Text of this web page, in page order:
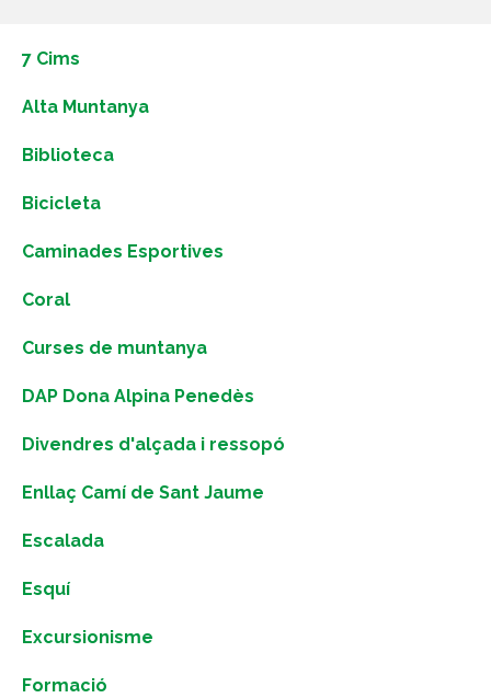
7 Cims
Alta Muntanya
Biblioteca
Bicicleta
Caminades Esportives
Coral
Curses de muntanya
DAP Dona Alpina Penedès
Divendres d'alçada i ressopó
Enllaç Camí de Sant Jaume
Escalada
Esquí
Excursionisme
Formació